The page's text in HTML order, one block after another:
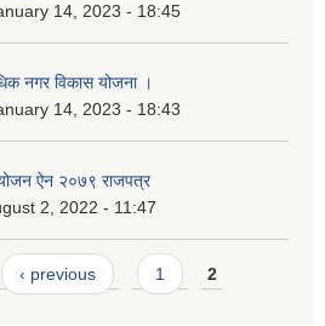
14, 2023 - 18:45
नगर विकास योजना ।
14, 2023 - 18:43
ऐन २०७९ राजपत्र
2, 2022 - 11:47
‹ previous 1 2